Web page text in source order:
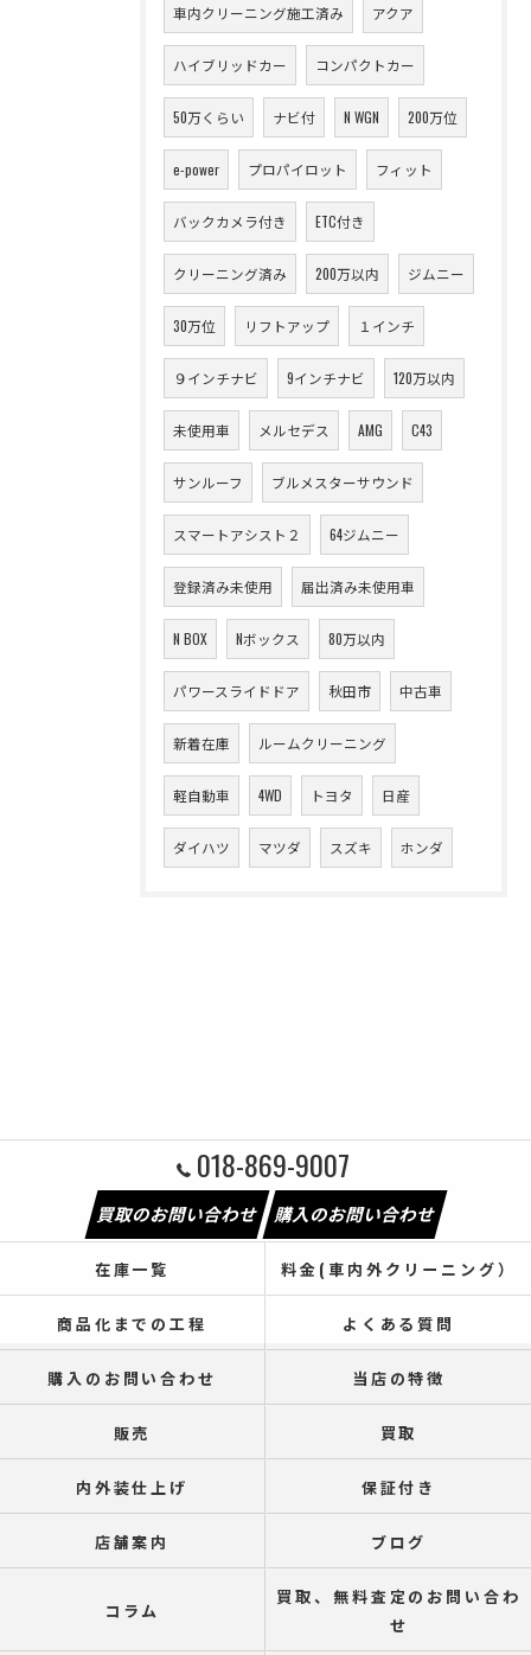
車内クリーニング施工済み アクア
ハイブリッドカー コンパクトカー
50万くらい ナビ付 N WGN 200万位
e-power プロパイロット フィット
バックカメラ付き ETC付き
クリーニング済み 200万以内 ジムニー
30万位 リフトアップ １インチ
９インチナビ 9インチナビ 120万以内
未使用車 メルセデス AMG C43
サンルーフ ブルメスターサウンド
スマートアシスト２ 64ジムニー
登録済み未使用 届出済み未使用車
N BOX Nボックス 80万以内
パワースライドドア 秋田市 中古車
新着在庫 ルームクリーニング
軽自動車 4WD トヨタ 日産
ダイハツ マツダ スズキ ホンダ
018-869-9007
買取のお問い合わせ 購入のお問い合わせ
在庫一覧 料金(車内外クリーニング）
商品化までの工程 よくある質問
購入のお問い合わせ 当店の特徴
販売 買取
内外装仕上げ 保証付き
店舗案内 ブログ
コラム
買取、無料査定のお問い合わ
せ